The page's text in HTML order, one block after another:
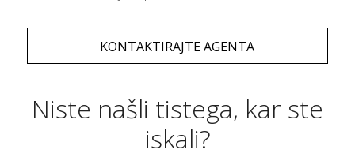
KONTAKTIRAJTE AGENTA
Niste našli tistega, kar ste
iskali?